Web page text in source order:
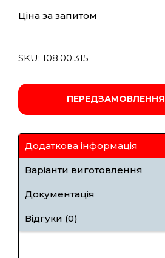
Ціна за запитом
SKU: 108.00.315
ПЕРЕДЗАМОВЛЕННЯ
Додаткова інформація
Варіанти виготовлення
Документація
Відгуки (0)